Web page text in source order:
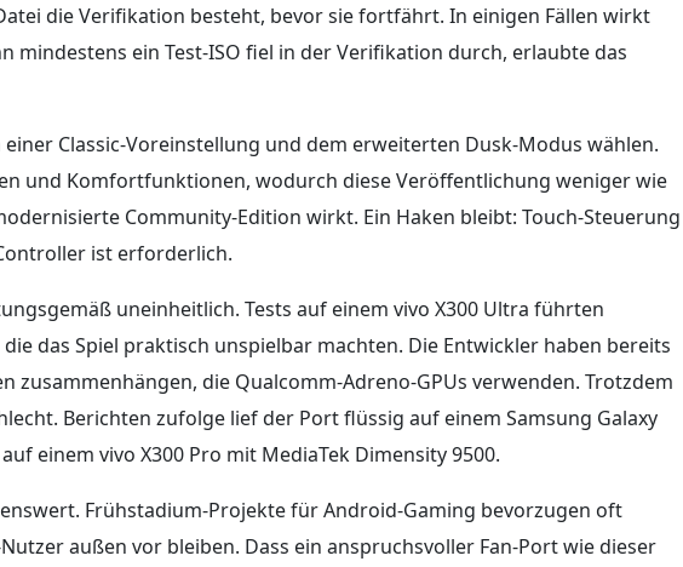
die Verifikation besteht, bevor sie fortfährt. In einigen Fällen wirkt
mindestens ein Test-ISO fiel in der Verifikation durch, erlaubte das
Classic-Voreinstellung und dem erweiterten Dusk-Modus wählen.
und Komfortfunktionen, wodurch diese Veröffentlichung weniger wie
Community-Edition wirkt. Ein Haken bleibt: Touch-Steuerung
ist erforderlich.
uneinheitlich. Tests auf einem vivo X300 Ultra führten
das Spiel praktisch unspielbar machten. Die Entwickler haben bereits
zusammenhängen, die Qualcomm-Adreno-GPUs verwenden. Trotzdem
Berichten zufolge lief der Port flüssig auf einem Samsung Galaxy
einem vivo X300 Pro mit MediaTek Dimensity 9500.
Frühstadium-Projekte für Android-Gaming bevorzugen oft
außen vor bleiben. Dass ein anspruchsvoller Fan-Port wie dieser